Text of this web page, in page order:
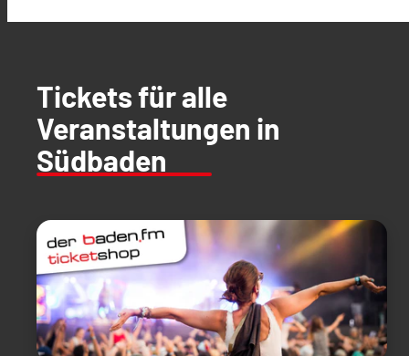
Tickets für alle
Veranstaltungen in
Südbaden